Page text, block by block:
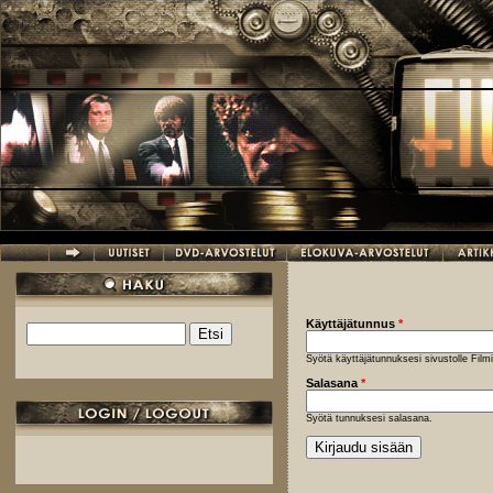
Hyppää pääsisältöön
Hakulomake
Käyttäjätunnus *
Syötä käyttäjätunnuksesi sivustolle
Salasana *
Syötä tunnuksesi salasana.